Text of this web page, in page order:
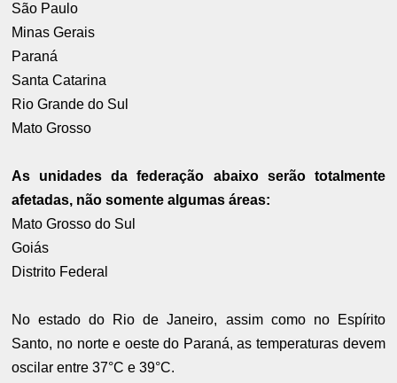
São Paulo
Minas Gerais
Paraná
Santa Catarina
Rio Grande do Sul
Mato Grosso
As unidades da federação abaixo serão totalmente
afetadas, não somente algumas áreas:
Mato Grosso do Sul
Goiás
Distrito Federal
No estado do Rio de Janeiro, assim como no Espírito
Santo, no norte e oeste do Paraná, as temperaturas devem
oscilar entre 37°C e 39°C.